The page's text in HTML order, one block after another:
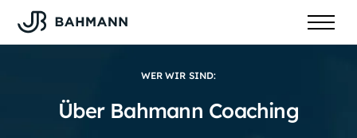
WER WIR SIND:
Über Bahmann Coaching